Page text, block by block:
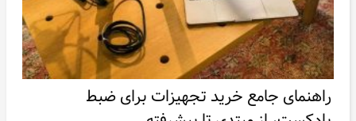
راهنمای جامع خرید تجهیزات برای ضبط